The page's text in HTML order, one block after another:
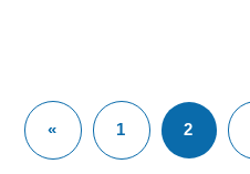
« 1 2